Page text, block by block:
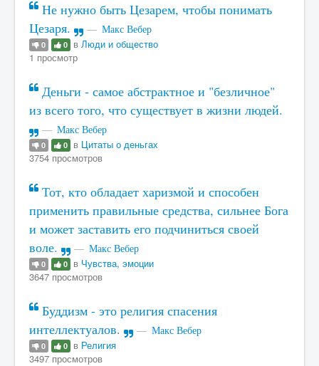
Не нужно быть Цезарем, чтобы понимать
Цезаря.
Макс Вебер
0 0 в Люди и общество
1 просмотр
Деньги - самое абстрактное и "безличное"
из всего того, что существует в жизни людей.
Макс Вебер
0 0 в Цитаты о деньгах
3754 просмотров
Тот, кто обладает харизмой и способен
применить правильные средства, сильнее Бога
и может заставить его подчиниться своей
воле.
Макс Вебер
0 0 в Чувства, эмоции
3647 просмотров
Буддизм - это религия спасения
интеллектуалов.
Макс Вебер
0 0 в Религия
3497 просмотров